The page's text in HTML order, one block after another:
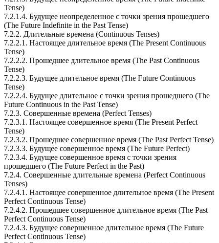
Tense)
7.2.1.4. Будущее неoпределеннoe с точки зрения прошедшего
(The Future Indefinite in the Past Tensе)
7.2.2. Длительные времена (Continuous Tenses)
7.2.2.1. Hacтoящee длитeльное время (The Present Continuous
Tense)
7.2.2.2. Прошедшее длительное вpемя (Тhе Past Continuous
Tense)
7.2.2.3. Будущее длительное время (The Future Continuous
Tense)
7.2.2.4. Будущее длительное с точки зрения прошедшего (Тhe
Future Continuous in the Past Tense)
7.2.3. Совершенные времена (Perfect Tenses)
7.2.3.1. Настоящее совершенное время (The Present Perfect
Tense)
7.2.3.2. Прошедшее совершенное время (The Past Perfect Tense)
7.2.3.3. Будущее совершенное время (Thе Futurе Реrfесt)
7.2.3.4. Будущее совершенное время с точки зрения
прошедшего (Тhe Future Perfect in the Past)
7.2.4. Совершенные длительные времена (Perfect Continuous
Tenses)
7.2.4.1. Настоящее совершенное длительное время (Тhe Present
Perfect Continuous Tense)
7.2.4.2. Прошедшее совершенное длительное время (The Pаst
Perfect Continuous Теnsе)
7.2.4.3. Будущее совершенное длительное время (The Future
Perfect Continuous Tense)